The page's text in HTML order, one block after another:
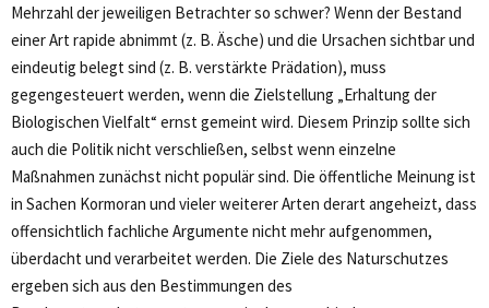
Mehrzahl der jeweiligen Betrachter so schwer? Wenn der Bestand
einer Art rapide abnimmt (z. B. Äsche) und die Ursachen sichtbar und
eindeutig belegt sind (z. B. verstärkte Prädation), muss
gegengesteuert werden, wenn die Zielstellung „Erhaltung der
Biologischen Vielfalt“ ernst gemeint wird. Diesem Prinzip sollte sich
auch die Politik nicht verschließen, selbst wenn einzelne
Maßnahmen zunächst nicht populär sind. Die öffentliche Meinung ist
in Sachen Kormoran und vieler weiterer Arten derart angeheizt, dass
offensichtlich fachliche Argumente nicht mehr aufgenommen,
überdacht und verarbeitet werden. Die Ziele des Naturschutzes
ergeben sich aus den Bestimmungen des